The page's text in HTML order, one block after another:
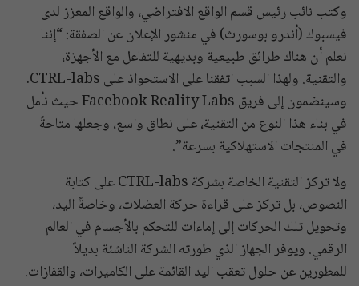
وكتب نائب رئيس قسم الواقع الافتراضي، والواقع المعزز لدى
فيسبوك (أندرو بوسورث) في منشور الإعلان عن الصفقة: “إننا
نعلم أن هناك طرائق طبيعية وبديهية للتفاعل مع الأجهزة،
والتقنية. ولهذا السبب اتفقنا على الاستحواذ على CTRL-labs.
وسينضمون إلى فريق Facebook Reality Labs حيث نأمل
في بناء هذا النوع من التقنية، على نطاق واسع، وجعلها متاحةً
في المنتجات الاستهلاكية بسرعة”.
ولا تركز التقنية الخاصة بشركة CTRL-labs على كتابة
النصوص، بل تركز على قراءة حركة العضلات، وخاصةً اليد،
وتحويل تلك الحركات إلى إماءات للتحكم بالأجسام في العالم
الرقمي. ويوفر الجهاز الذي طورته الشركة الناشئة بديلاً
للمطورين عن حلول تعقب اليد القائمة على الكاميرات، والقفازات.